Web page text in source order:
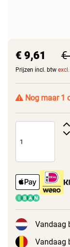
€ 9,61 €
Prijzen incl. btw
Nog maar 1
Vandaag
Vandaag